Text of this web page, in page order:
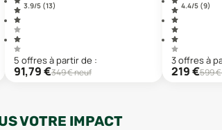
3.9/5 (13)
5 offresà partir de :
91,79€349€ neuf
4.4/5 (9)
3offresà
219€599€
VOTRE IMPACT